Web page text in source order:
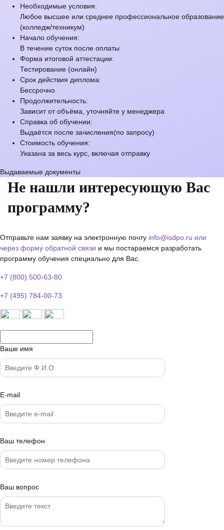
Необходимые условия:
Любое высшее или среднее профессиональное образование
(колледж/техникум)
Начало обучения:
В течение суток после оплаты
Форма итоговой аттестации:
Тестирование (онлайн)
Срок действия диплома:
Бессрочно
Продолжительность:
Зависит от объёма, уточняйте у менеджера
Справка об обучении:
Выдаётся после зачисления(по запросу)
Стоимость обучения:
Указана за весь курс, включая отправку
Выдаваемые документы
Не нашли интересующую Вас
программу?
Отправьте нам заявку на электронную почту info@isdpo.ru или
через форму обратной связи и мы постараемся разработать
программу обучения специально для Вас.
+7 (800) 500-63-80
+7 (495) 784-00-73
Ваше имя
E-mail
Ваш телефон
Ваш вопрос